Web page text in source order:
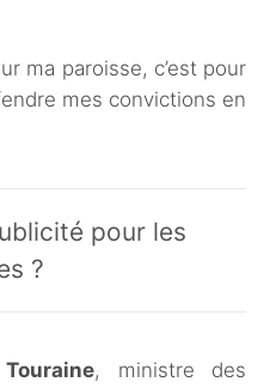
ma paroisse, c’est pour
mes convictions en
pour les
?
, ministre des